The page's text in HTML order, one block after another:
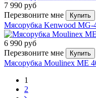
7 990 руб
Перезвоните мне
Купить
Мясорубка Kenwood MG-
6 990 руб
Перезвоните мне
Купить
Мясорубка Moulinex ME
1
2